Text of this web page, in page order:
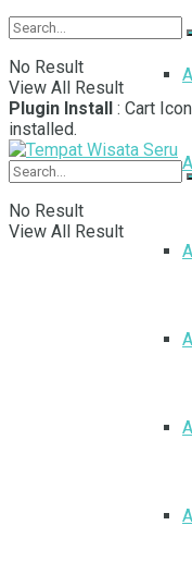
No Result
View All Result
Plugin Install : Cart
installed.
No Result
View All Result